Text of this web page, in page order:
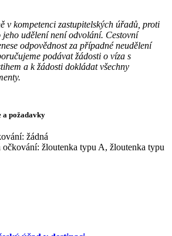
v kompetenci zastupitelských úřadů, proti
jeho udělení není odvolání. Cestovní
odpovědnost za případné neudělení
podávat žádosti o víza s
a k žádosti dokládat všechny
požadavky
žádná
očkování: žloutenka typu A, žloutenka typu